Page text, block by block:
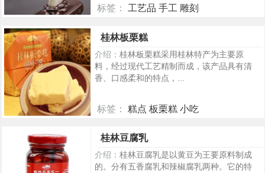
标签： 工艺品 手工 雕刻
桂林板栗糕
介绍： 桂林板栗糕采用桂林特产为主要原
料，经过现代工艺精制而成，该产品具有清
香、口感柔和的特点，...
标签： 糕点 板栗糕 小吃
桂林豆腐乳
介绍： 桂林豆腐乳是以黄豆为王要原料制成
的。分有五香腐乳和辣椒腐乳两种。它的特